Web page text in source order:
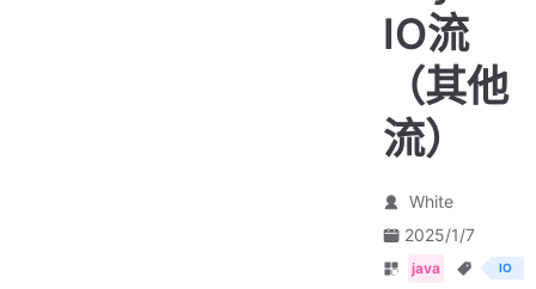
IO流
（其他
流）
White
2025/1/7
java IO